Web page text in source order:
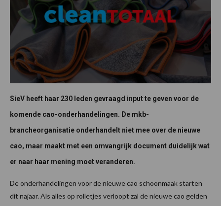
SieV heeft haar 230 leden gevraagd input te geven voor de
komende cao-onderhandelingen. De mkb-
brancheorganisatie onderhandelt niet mee over de nieuwe
cao, maar maakt met een omvangrijk document duidelijk wat
er naar haar mening moet veranderen.
De onderhandelingen voor de nieuwe cao schoonmaak starten
dit najaar. Als alles op rolletjes verloopt zal de nieuwe cao gelden